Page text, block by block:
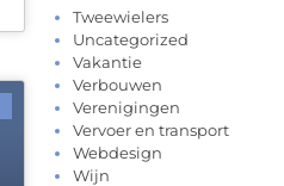
Tweewielers
Uncategorized
Vakantie
Verbouwen
Verenigingen
Vervoer en transport
Webdesign
Wijn